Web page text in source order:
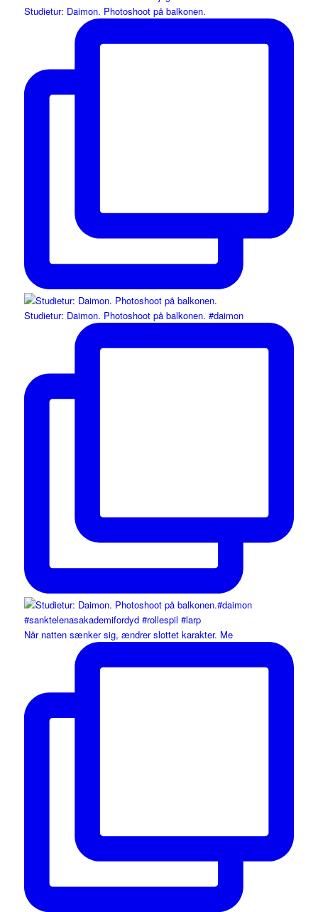
Studietur: Daimon. Photoshoot på balkonen.
Studietur: Daimon. Photoshoot på balkonen. #daimon
Når natten sænker sig, ændrer slottet karakter. Me